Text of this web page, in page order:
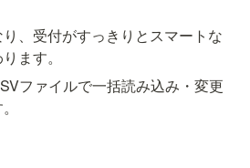
、受付がすっきりとスマートな
ます。
ファイルで一括読み込み・変更